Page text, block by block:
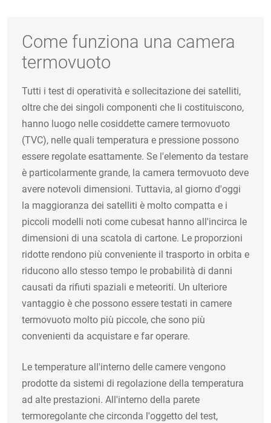
Come funziona una camera
termovuoto
Tutti i test di operatività e sollecitazione dei satelliti,
oltre che dei singoli componenti che li costituiscono,
hanno luogo nelle cosiddette camere termovuoto
(TVC), nelle quali temperatura e pressione possono
essere regolate esattamente. Se l'elemento da testare
è particolarmente grande, la camera termovuoto deve
avere notevoli dimensioni. Tuttavia, al giorno d'oggi
la maggioranza dei satelliti è molto compatta e i
piccoli modelli noti come cubesat hanno all'incirca le
dimensioni di una scatola di cartone. Le proporzioni
ridotte rendono più conveniente il trasporto in orbita e
riducono allo stesso tempo le probabilità di danni
causati da rifiuti spaziali e meteoriti. Un ulteriore
vantaggio è che possono essere testati in camere
termovuoto molto più piccole, che sono più
convenienti da acquistare e far operare.
Le temperature all'interno delle camere vengono
prodotte da sistemi di regolazione della temperatura
ad alte prestazioni. All'interno della parete
termoregolante che circonda l'oggetto del test,